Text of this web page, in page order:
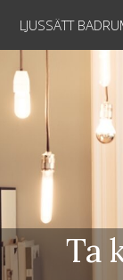
LJUSSÄTT
Ta